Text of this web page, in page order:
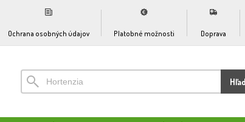
Ochrana osobných údajov Platobné možnosti Doprava